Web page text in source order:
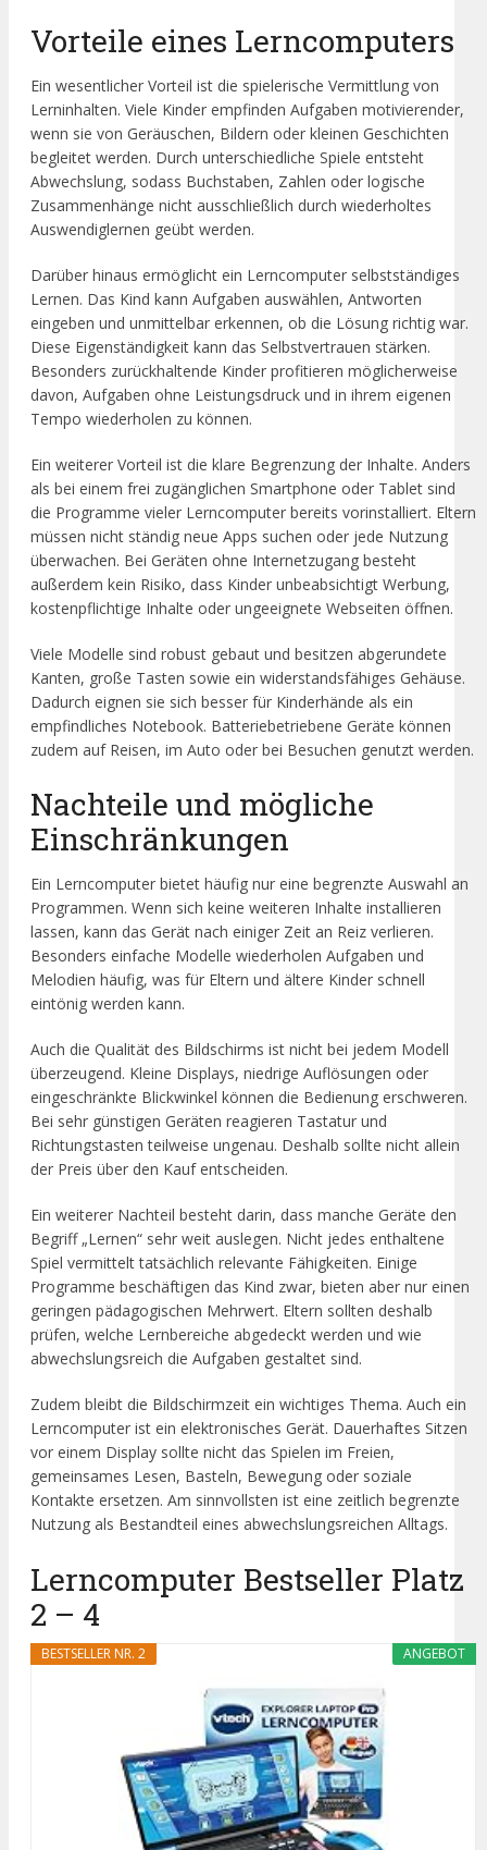
Vorteile eines Lerncomputers
Ein wesentlicher Vorteil ist die spielerische Vermittlung von
Lerninhalten. Viele Kinder empfinden Aufgaben motivierender,
wenn sie von Geräuschen, Bildern oder kleinen Geschichten
begleitet werden. Durch unterschiedliche Spiele entsteht
Abwechslung, sodass Buchstaben, Zahlen oder logische
Zusammenhänge nicht ausschließlich durch wiederholtes
Auswendiglernen geübt werden.
Darüber hinaus ermöglicht ein Lerncomputer selbstständiges
Lernen. Das Kind kann Aufgaben auswählen, Antworten
eingeben und unmittelbar erkennen, ob die Lösung richtig war.
Diese Eigenständigkeit kann das Selbstvertrauen stärken.
Besonders zurückhaltende Kinder profitieren möglicherweise
davon, Aufgaben ohne Leistungsdruck und in ihrem eigenen
Tempo wiederholen zu können.
Ein weiterer Vorteil ist die klare Begrenzung der Inhalte. Anders
als bei einem frei zugänglichen Smartphone oder Tablet sind
die Programme vieler Lerncomputer bereits vorinstalliert. Eltern
müssen nicht ständig neue Apps suchen oder jede Nutzung
überwachen. Bei Geräten ohne Internetzugang besteht
außerdem kein Risiko, dass Kinder unbeabsichtigt Werbung,
kostenpflichtige Inhalte oder ungeeignete Webseiten öffnen.
Viele Modelle sind robust gebaut und besitzen abgerundete
Kanten, große Tasten sowie ein widerstandsfähiges Gehäuse.
Dadurch eignen sie sich besser für Kinderhände als ein
empfindliches Notebook. Batteriebetriebene Geräte können
zudem auf Reisen, im Auto oder bei Besuchen genutzt werden.
Nachteile und mögliche
Einschränkungen
Ein Lerncomputer bietet häufig nur eine begrenzte Auswahl an
Programmen. Wenn sich keine weiteren Inhalte installieren
lassen, kann das Gerät nach einiger Zeit an Reiz verlieren.
Besonders einfache Modelle wiederholen Aufgaben und
Melodien häufig, was für Eltern und ältere Kinder schnell
eintönig werden kann.
Auch die Qualität des Bildschirms ist nicht bei jedem Modell
überzeugend. Kleine Displays, niedrige Auflösungen oder
eingeschränkte Blickwinkel können die Bedienung erschweren.
Bei sehr günstigen Geräten reagieren Tastatur und
Richtungstasten teilweise ungenau. Deshalb sollte nicht allein
der Preis über den Kauf entscheiden.
Ein weiterer Nachteil besteht darin, dass manche Geräte den
Begriff „Lernen“ sehr weit auslegen. Nicht jedes enthaltene
Spiel vermittelt tatsächlich relevante Fähigkeiten. Einige
Programme beschäftigen das Kind zwar, bieten aber nur einen
geringen pädagogischen Mehrwert. Eltern sollten deshalb
prüfen, welche Lernbereiche abgedeckt werden und wie
abwechslungsreich die Aufgaben gestaltet sind.
Zudem bleibt die Bildschirmzeit ein wichtiges Thema. Auch ein
Lerncomputer ist ein elektronisches Gerät. Dauerhaftes Sitzen
vor einem Display sollte nicht das Spielen im Freien,
gemeinsames Lesen, Basteln, Bewegung oder soziale
Kontakte ersetzen. Am sinnvollsten ist eine zeitlich begrenzte
Nutzung als Bestandteil eines abwechslungsreichen Alltags.
Lerncomputer Bestseller Platz
2 – 4
ANGEBOT
BESTSELLER NR. 2